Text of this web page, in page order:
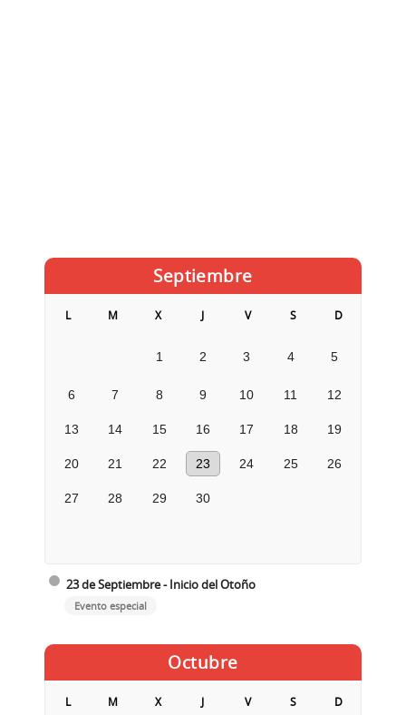
Septiembre
L M X J V S D
1 2 3 4 5
6 7 8 9 10 11 12
13 14 15 16 17 18 19
20 21 22 23 24 25 26
27 28 29 30
23 de Septiembre - Inicio del Otoño
Evento especial
Octubre
L M X J V S D